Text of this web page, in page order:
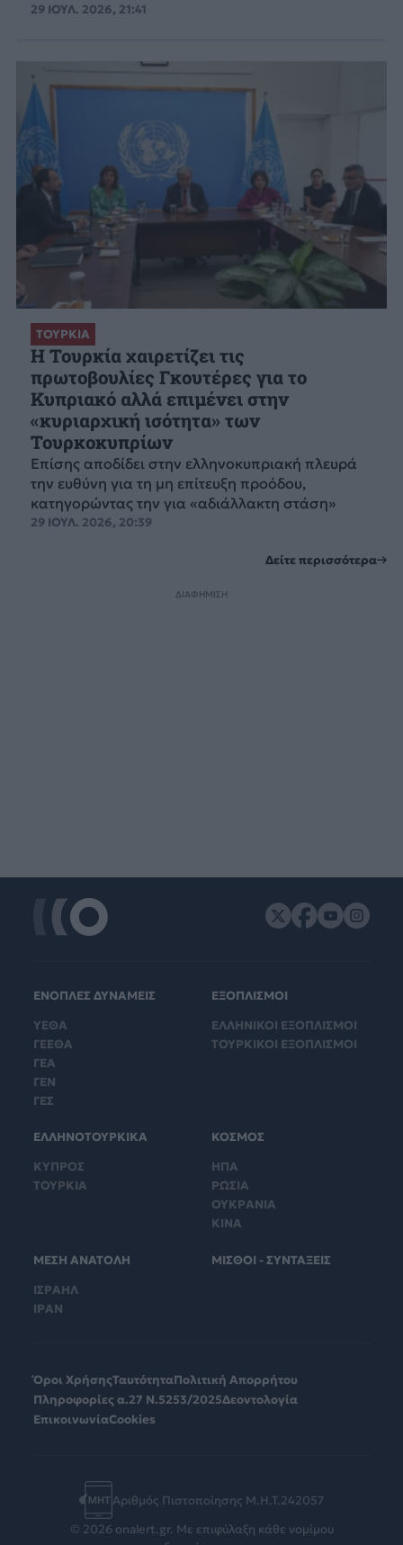
29 ΙΟΥΛ. 2026, 21:41
ΤΟΥΡΚΙΑ
Η Τουρκία χαιρετίζει τις
πρωτοβουλίες Γκουτέρες για το
Κυπριακό αλλά επιμένει στην
«κυριαρχική ισότητα» των
Τουρκοκυπρίων
Επίσης αποδίδει στην ελληνοκυπριακή πλευρά
την ευθύνη για τη μη επίτευξη προόδου,
κατηγορώντας την για «αδιάλλακτη στάση»
29 ΙΟΥΛ. 2026, 20:39
Δείτε περισσότερα
ΔΙΑΦΗΜΙΣΗ
ΕΝΟΠΛΕΣ ΔΥΝΑΜΕΙΣ
ΥΕΘΑ
ΓΕΕΘΑ
ΓΕΑ
ΓΕΝ
ΓΕΣ
ΕΞΟΠΛΙΣΜΟΙ
ΕΛΛΗΝΙΚΟΙ ΕΞΟΠΛΙΣΜΟΙ
ΤΟΥΡΚΙΚΟΙ ΕΞΟΠΛΙΣΜΟΙ
ΕΛΛΗΝΟΤΟΥΡΚΙΚΑ
ΚΥΠΡΟΣ
ΤΟΥΡΚΙΑ
ΚΟΣΜΟΣ
ΗΠΑ
ΡΩΣΙΑ
ΟΥΚΡΑΝΙΑ
ΚΙΝΑ
ΜΕΣΗ ΑΝΑΤΟΛΗ
ΙΣΡΑΗΛ
ΙΡΑΝ
ΜΙΣΘΟΙ - ΣΥΝΤΑΞΕΙΣ
Όροι ΧρήσηςΤαυτότηταΠολιτική Απορρήτου
Πληροφορίες α.27 Ν.5253/2025Δεοντολογία
ΕπικοινωνίαCookies
Αριθμός Πιστοποίησης Μ.Η.Τ.242057
© 2026 onalert.gr. Με επιφύλαξη κάθε νομίμου